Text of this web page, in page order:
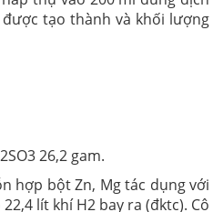
tạo thành và khối lượng
26,2 gam.
hợp bột Zn, Mg tác dụng với
lít khí H2 bay ra (đktc). Cô